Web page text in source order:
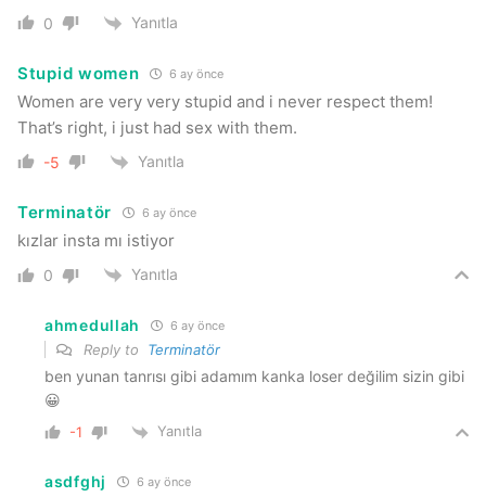
0 Yanıtla
Stupid women 6 ay önce
Women are very very stupid and i never respect them!
That’s right, i just had sex with them.
-5 Yanıtla
Terminatör 6 ay önce
kızlar insta mı istiyor
0 Yanıtla
ahmedullah 6 ay önce
Reply to Terminatör
ben yunan tanrısı gibi adamım kanka loser değilim sizin gibi
😀
-1 Yanıtla
asdfghj 6 ay önce